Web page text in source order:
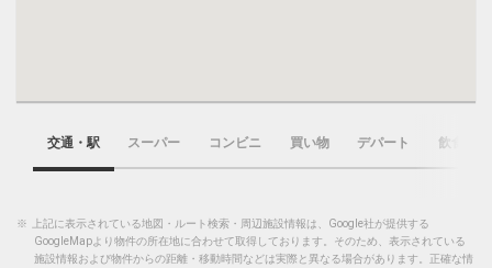
交通・駅 スーパー コンビニ 買い物 デパート 飲食店
※
上記に表示されている地図・ルート検索・周辺施設情報は、Google社が提供する
GoogleMapより物件の所在地に合わせて取得しております。そのため、表示されている
施設情報および物件からの距離・移動時間などは実際と異なる場合があります。正確な情